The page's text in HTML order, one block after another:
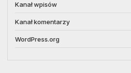
Kanał wpisów
Kanał komentarzy
WordPress.org